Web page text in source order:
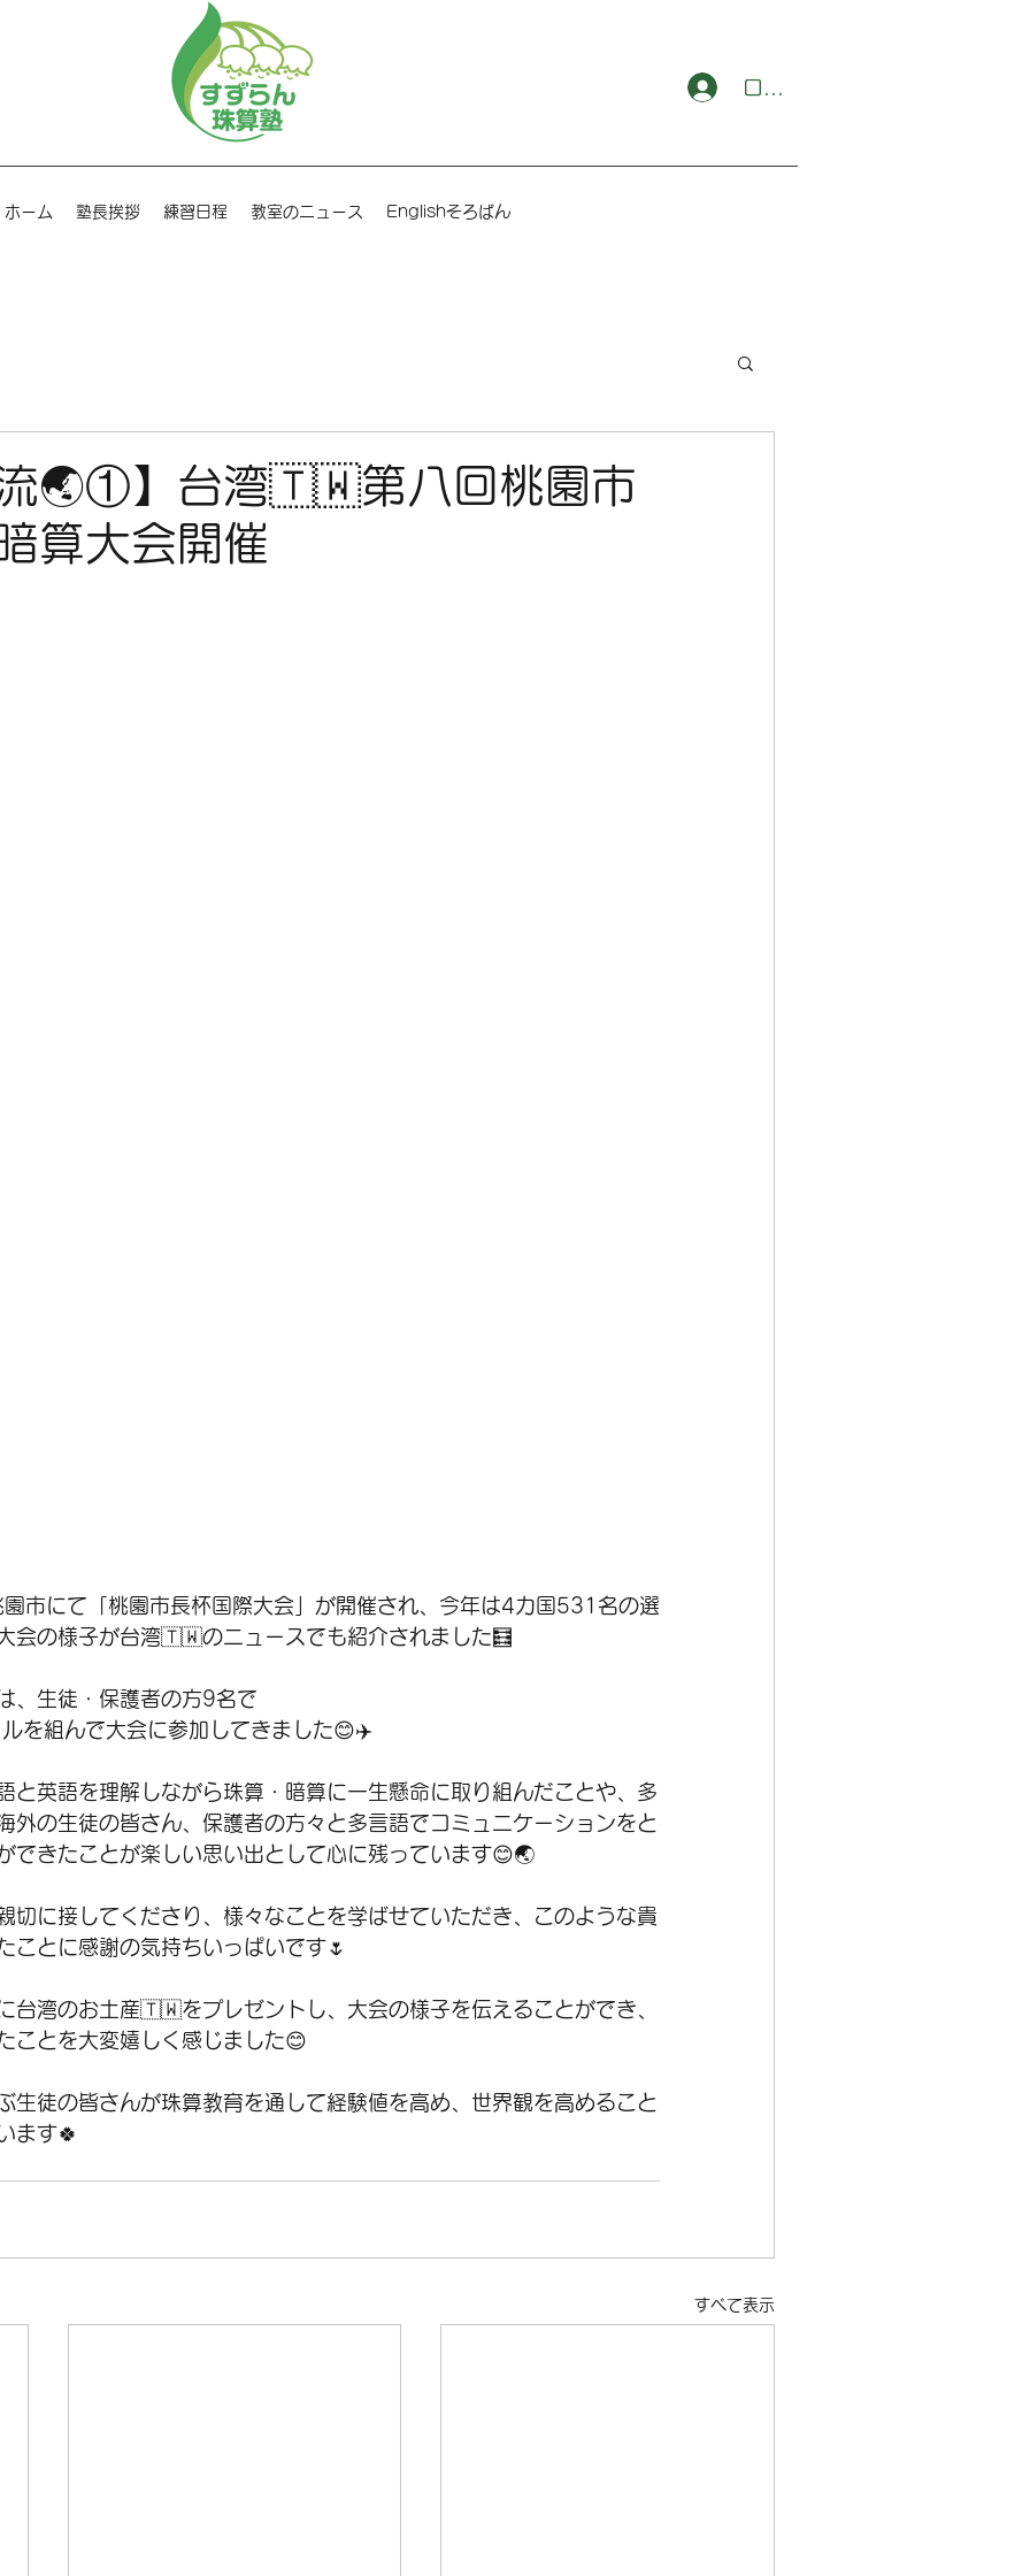
ログイン
ホーム 塾長挨拶 練習日程 教室のニュース Englishそろばん
🌏①】台湾🇹🇼第八回桃園市
算大会開催
市にて「桃園市長杯国際大会」が開催され、今年は4カ国531名の選
会の様子が台湾🇹🇼のニュースでも紹介されました🧮
、生徒・保護者の方9名で
を組んで大会に参加してきました😊✈️
と英語を理解しながら珠算・暗算に一生懸命に取り組んだことや、多
外の生徒の皆さん、保護者の方々と多言語でコミュニケーションをと
できたことが楽しい思い出として心に残っています😊🌏
切に接してくださり、様々なことを学ばせていただき、このような貴
ことに感謝の気持ちいっぱいです🌷
台湾のお土産🇹🇼をプレゼントし、大会の様子を伝えることができ、
ことを大変嬉しく感じました😊
生徒の皆さんが珠算教育を通して経験値を高め、世界観を高めること
ます🍀
すべて表示